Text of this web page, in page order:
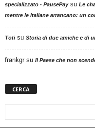
specializzato - PausePaysu Le
mentre le italiane arrancano: un
Totisu Storia di due amiche e di
frankgr su Il Paese che non
CERCA